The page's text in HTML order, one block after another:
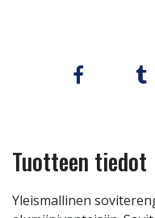
Tuotteen tiedot
Yleismallinen